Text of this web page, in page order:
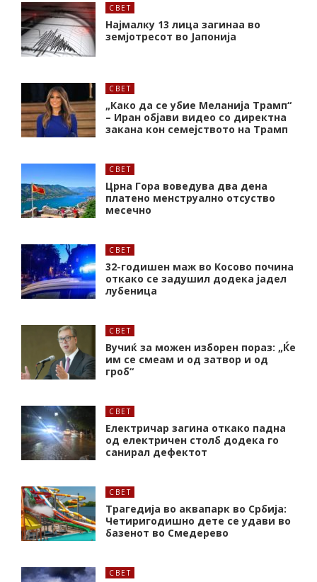
СВЕТ
Најмалку 13 лица загинаа во
земјотресот во Јапонија
СВЕТ
„Како да се убие Меланија Трамп“
– Иран објави видео со директна
закана кон семејството на Трамп
СВЕТ
Црна Гора воведува два дена
платено менструално отсуство
месечно
СВЕТ
32-годишен маж во Косово почина
откако се задушил додека јадел
лубеница
СВЕТ
Вучиќ за можен изборен пораз: „Ќе
им се смеам и од затвор и од
гроб“
СВЕТ
Електричар загина откако падна
од електричен столб додека го
санирал дефектот
СВЕТ
Трагедија во аквапарк во Србија:
Четиригодишно дете се удави во
базенот во Смедерево
СВЕТ